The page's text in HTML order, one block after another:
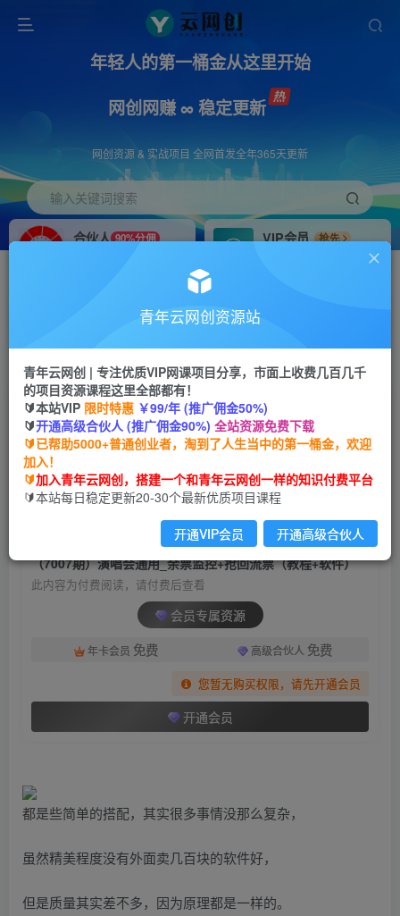
年轻人的第一桶金从这里开始
网创网赚 ∞ 稳定更新
网创资源 & 实战项目 全网首发全年365天更新
输入关键词搜索
合伙人 90%分佣
VIP会员
抢先
搭建同款网站，自己当老板
首页 创业课程 会员专属 正文
（7007期）演唱会通用_余票监控+抢回流票（教
程+软件）
青年云网创
2年前发布
关注 私信
（7007期）演唱会通用_余票监控+抢回流票（教程+软件）
此内容为付费阅读，请付费后查看
会员专属资源
年卡会员 免费 高级合伙人 免费
您暂无购买权限，请先开通会员
开通会员
都是些简单的搭配，其实很多事情没那么复杂，
虽然精美程度没有外面卖几百块的软件好，
但是质量其实差不多，因为原理都是一样的。
青年云网创资源站
青年云网创 | 专注优质VIP网课项目分享，市面上收费几百几千
的项目资源课程这里全部都有！
🔰本站VIP 限时特惠 ￥99/年 (推广佣金50%)
🔰开通高级合伙人 (推广佣金90%) 全站资源免费下载
🔰已帮助5000+普通创业者，淘到了人生当中的第一桶金，欢迎
加入！
🔰加入青年云网创，搭建一个和青年云网创一样的知识付费平台
🔰本站每日稳定更新20-30个最新优质项目课程
开通VIP会员 开通高级合伙人